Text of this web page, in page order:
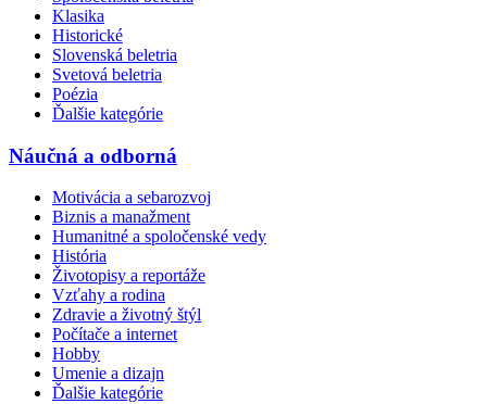
Klasika
Historické
Slovenská beletria
Svetová beletria
Poézia
Ďalšie kategórie
Náučná a odborná
Motivácia a sebarozvoj
Biznis a manažment
Humanitné a spoločenské vedy
História
Životopisy a reportáže
Vzťahy a rodina
Zdravie a životný štýl
Počítače a internet
Hobby
Umenie a dizajn
Ďalšie kategórie